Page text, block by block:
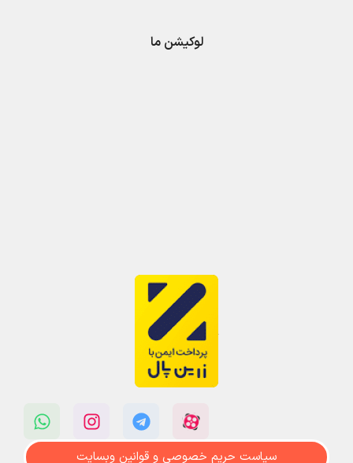
لوکیشن ما
سیاست حریم خصوصی و قوانین وبسایت